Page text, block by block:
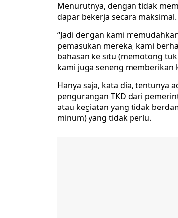
Menurutnya, dengan tidak
dapar bekerja secara maksimal.
“Jadi dengan kami
pemasukan mereka, kami
bahasan ke situ (memotong
kami juga seneng memberikan
Hanya saja, kata dia, tentunya
pengurangan TKD dari
atau kegiatan yang tidak
minum) yang tidak perlu.